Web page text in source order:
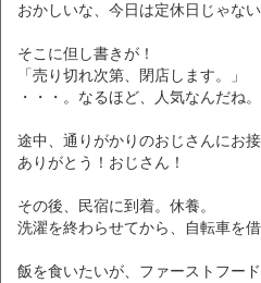
おかしいな、今日は定休日じゃない
そこに但し書きが！
「売り切れ次第、閉店します。」
・・・。なるほど、人気なんだね。
途中、通りがかりのおじさんにお
ありがとう！おじさん！
その後、民宿に到着。休養。
洗濯を終わらせてから、自転車を
飯を食いたいが、ファーストフード